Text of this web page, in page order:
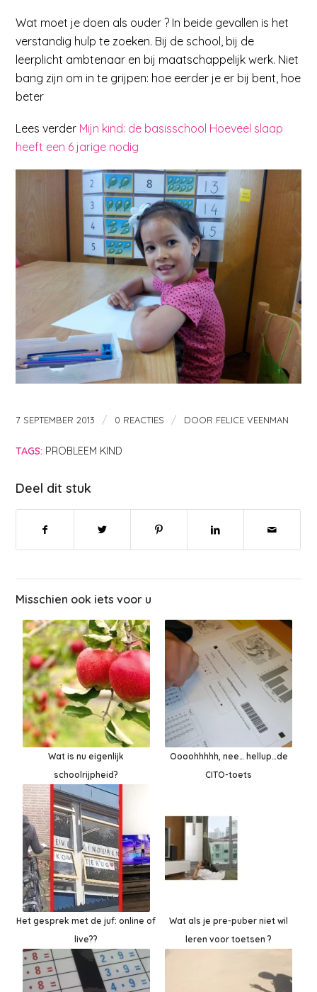
Wat moet je doen als ouder ? In beide gevallen is het
verstandig hulp te zoeken. Bij de school, bij de
leerplicht ambtenaar en bij maatschappelijk werk. Niet
bang zijn om in te grijpen: hoe eerder je er bij bent, hoe
beter
Lees verder Mijn kind: de basisschool Hoeveel slaap
heeft een 6 jarige nodig
7 SEPTEMBER 2013 / 0 REACTIES / DOOR FELICE VEENMAN
TAGS: PROBLEEM KIND
Deel dit stuk
Misschien ook iets voor u
Wat is nu eigenlijk
schoolrijpheid?
Oooohhhhh, nee… hellup…de
CITO-toets
Het gesprek met de juf: online of
live??
Wat als je pre-puber niet wil
leren voor toetsen ?